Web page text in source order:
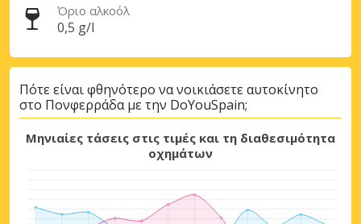
Όριο αλκοόλ
0,5 g/l
Πότε είναι φθηνότερο να νοικιάσετε αυτοκίνητο
στο Πονφερράδα με την DoYouSpain;
Μηνιαίες τάσεις στις τιμές και τη διαθεσιμότητα
οχημάτων